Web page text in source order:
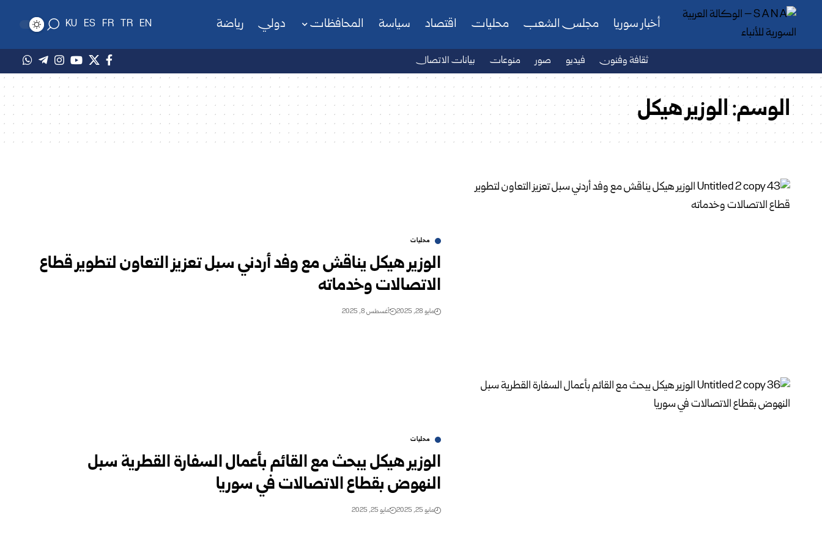
أخبار سوريا مجلس الشعب محليات اقتصاد سياسة المحافظات دولي رياضة EN
TR
FR
ES
KU
ثقافة وفنون فيديو صور منوعات بيانات الاتصال
الوسم:الوزير هيكل
محليات
الوزير هيكل يناقش مع وفد أردني سبل تعزيز التعاون لتطوير قطاع
الاتصالات وخدماته
مايو 28, 2025 أغسطس 8, 2025
محليات
الوزير هيكل يبحث مع القائم بأعمال السفارة القطرية سبل
النهوض بقطاع الاتصالات في ‏سوريا ‏
مايو 25, 2025 مايو 25, 2025